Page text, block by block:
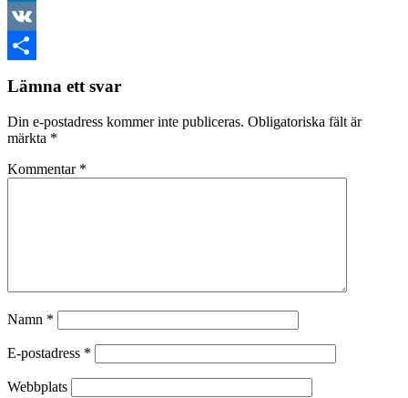
LinkedIn
VK
Lämna ett svar
Din e-postadress kommer inte publiceras. Obligatoriska fält är
märkta *
Kommentar *
Namn *
E-postadress *
Webbplats